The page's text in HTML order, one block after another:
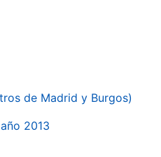
de Madrid y Burgos)
2013